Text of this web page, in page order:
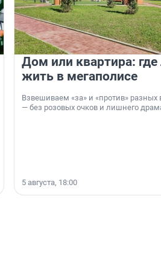
Дом или квартира:
жить в мегаполисе
Взвешиваем «за» и «против» разных
— без розовых очков и лишнего
5 августа, 18:00